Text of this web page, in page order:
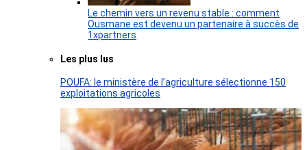
Le chemin vers un revenu stable : comment
Ousmane est devenu un partenaire à succès de
1xpartners
Les plus lus
POUFA: le ministère de l’agriculture sélectionne 150
exploitations agricoles